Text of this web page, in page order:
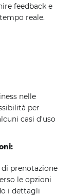
feedback e
reale.
nelle
per
casi d'uso
prenotazione
le opzioni
i dettagli